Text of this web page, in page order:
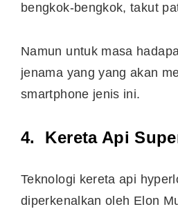
bengkok-bengkok, takut
Namun untuk masa
jenama yang yang akan
smartphone jenis ini.
4. Kereta Api
Teknologi kereta api
diperkenalkan oleh Elon